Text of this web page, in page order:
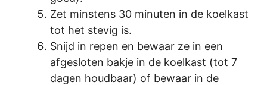
Zet minstens 30 minuten in de koelkast
tot het stevig is.
Snijd in repen en bewaar ze in een
afgesloten bakje in de koelkast (tot 7
dagen houdbaar) of bewaar in de